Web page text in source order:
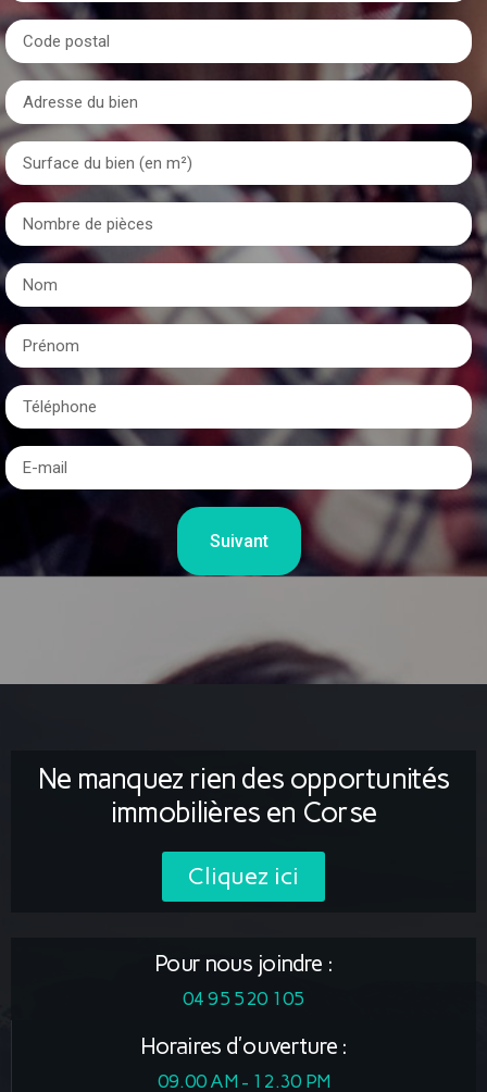
Suivant
Ne manquez rien des opportunités
immobilières en Corse
Cliquez ici
Pour nous joindre :
04 95 520 105
Horaires d'ouverture :
09.00 AM - 12.30 PM